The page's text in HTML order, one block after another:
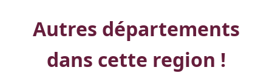
Autres départements
dans cette region !